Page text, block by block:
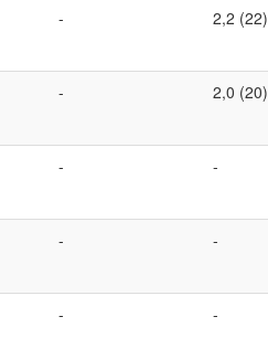
- 2,2 (22)
- 2,0 (20)
- -
- -
- -